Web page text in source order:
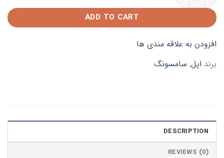
ADD TO CART
افزودن به علاقه مندی ها
برند اپل, سامسونگ
DESCRIPTION
REVIEWS (0)